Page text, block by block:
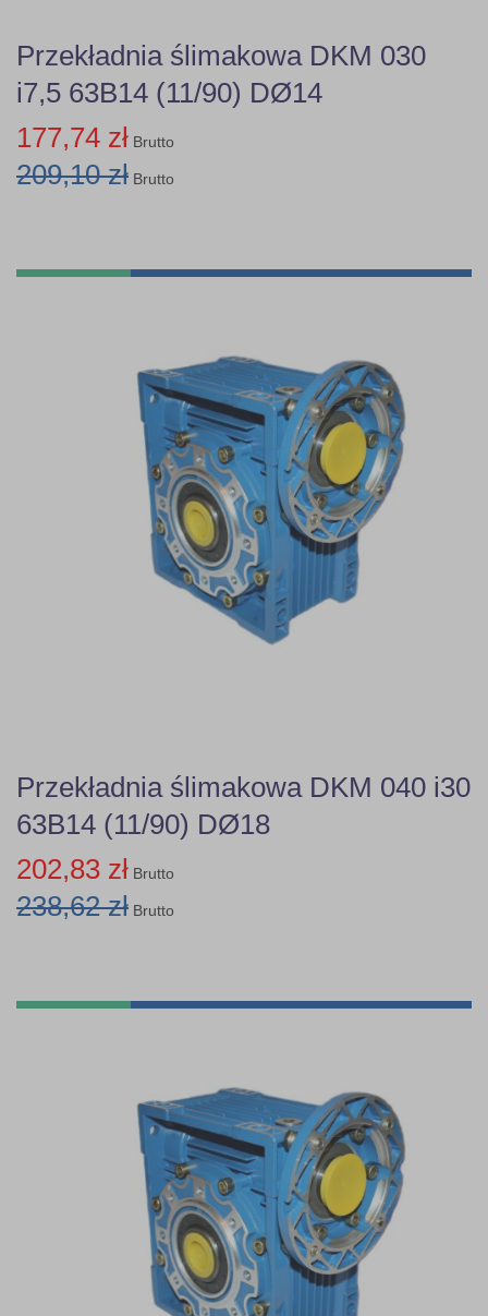
Przekładnia ślimakowa DKM 030
i7,5 63B14 (11/90) DØ14
177,74 zł Brutto
209,10 zł Brutto
Przekładnia ślimakowa DKM 040 i30
63B14 (11/90) DØ18
202,83 zł Brutto
238,62 zł Brutto